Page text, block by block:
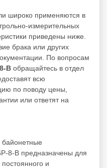
широко применяются в
измерительных
приведены ниже.
брака или других
По вопросам
В обращайтесь в отдел
всю
по поводу цены,
или ответят на
байонетные
8-В предназначены для
и